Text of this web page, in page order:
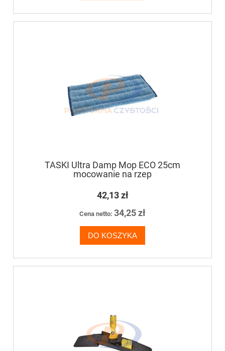
TASKI Ultra Damp Mop ECO 25cm
mocowanie na rzep
42,13 zł
Cena netto: 34,25 zł
DO KOSZYKA